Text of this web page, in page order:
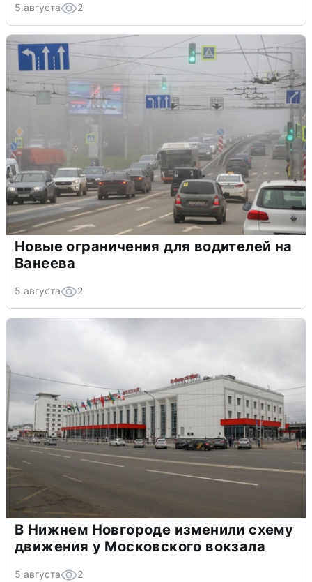
5 августа 2
Новые ограничения для водителей на
Ванеева
5 августа 2
В Нижнем Новгороде изменили схему
движения у Московского вокзала
5 августа 2